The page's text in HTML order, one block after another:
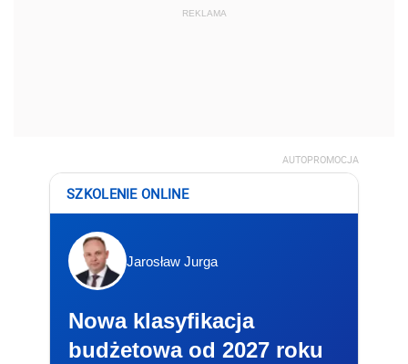
REKLAMA
AUTOPROMOCJA
SZKOLENIE ONLINE
Jarosław Jurga
Nowa klasyfikacja
budżetowa od 2027 roku